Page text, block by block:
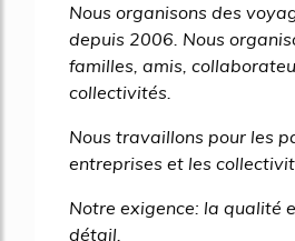
Nous organisons des
depuis 2006. Nous
familles, amis,
collectivités.
Nous travaillons pour les
entreprises et les
Notre exigence: la qualité
détail.